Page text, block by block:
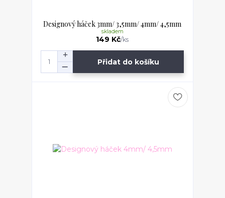
Designový háček 3mm/ 3,5mm/ 4mm/ 4,5mm
149 Kč/ks
skladem
Přidat do košíku